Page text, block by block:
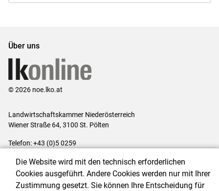
Über uns
© 2026 noe.lko.at
Landwirtschaftskammer Niederösterreich
Wiener Straße 64, 3100 St. Pölten
Telefon: +43 (0)5 0259
Impressum|Kontakt|Datenschutzerklärung|Barrierefreiheit|
Cookie-Einstellungen
Die Website wird mit den technisch erforderlichen
Cookies ausgeführt. Andere Cookies werden nur mit Ihrer
Zustimmung gesetzt. Sie können Ihre Entscheidung für